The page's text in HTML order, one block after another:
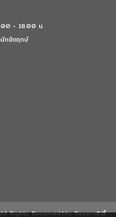
- 18.00 น.
นักขัตฤกษ์
Rights Reserved.hts Reserved.